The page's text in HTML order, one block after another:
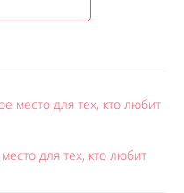
для тех, кто любит